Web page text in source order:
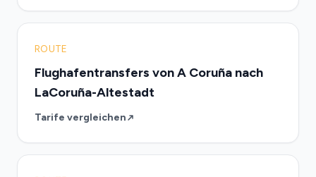
ROUTE
Flughafentransfers von A Coruña nach
LaCoruña-Altestadt
Tarife vergleichen